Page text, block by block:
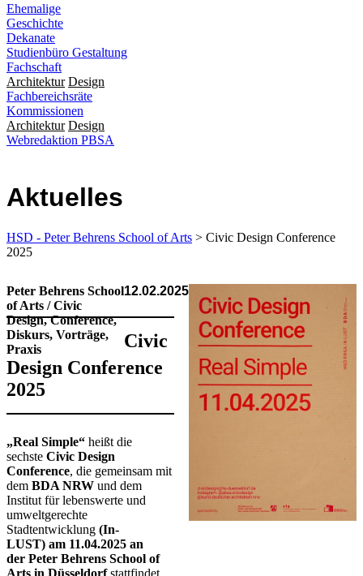
Ehemalige
Geschichte
Dekanate
Studienbüro Gestaltung
Fachschaft
Architektur Design
Fachbereichsräte
Kommissionen
Architektur Design
Webredaktion PBSA
Aktuelles
HSD - Peter Behrens School of Arts > Civic Design Conference
2025
Peter Behrens School
of Arts / Civic
Design, Conference,
Diskurs, Vorträge,
Praxis
12.02.2025
Civic
Design Conference
2025
​​​​​​​​​„Real Simple“ heißt die
sechste Civic Design
Conference, die gemeinsam mit
dem BDA NRW und dem
Institut für lebenswerte und
umweltgerechte
Stadtentwicklung (In-
LUST) am 11.04.2025 an
der Peter Behrens School of
Arts in Düsseldorfstattfindet.